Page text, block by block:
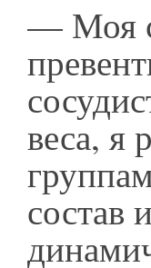
— Моя
веса, я
состав